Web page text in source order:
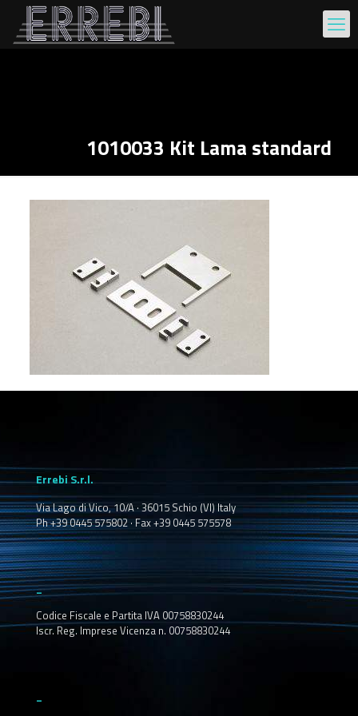
1010033 Kit Lama standard
Errebi S.r.l.
Via Lago di Vico, 10/A · 36015 Schio (VI) Italy
Ph +39 0445 575802 · Fax +39 0445 575578
_
Codice Fiscale e Partita IVA 00758830244
Iscr. Reg. Imprese Vicenza n. 00758830244